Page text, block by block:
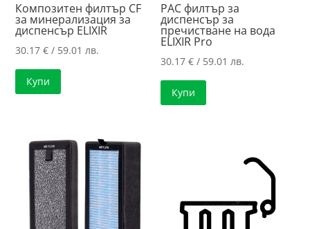
Композитен филтър CF
за минерализация за
диспенсър ELIXIR
30.17€ / 59.01 лв.
Купи
PAC филтър за
диспенсър за
пречистване на вода
ELIXIR Pro
30.17€ / 59.01 лв.
Купи